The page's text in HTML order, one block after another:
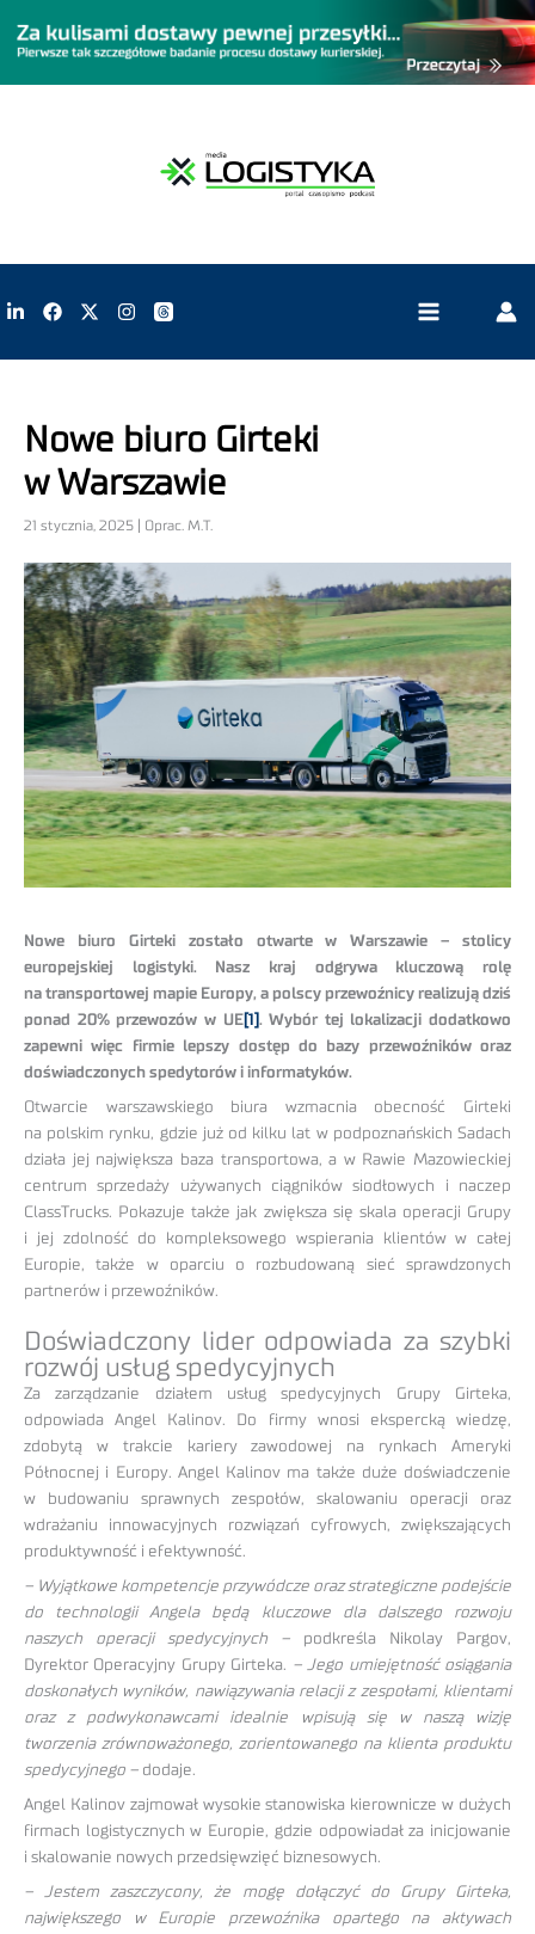
Nowe biuro Girteki
w Warszawie
21 stycznia, 2025 | Oprac. M.T.
Nowe biuro Girteki zostało otwarte w Warszawie – stolicy
europejskiej logistyki. Nasz kraj odgrywa kluczową rolę
na transportowej mapie Europy, a polscy przewoźnicy realizują dziś
ponad 20% przewozów w UE[1] . Wybór tej lokalizacji dodatkowo
zapewni więc firmie lepszy dostęp do bazy przewoźników oraz
doświadczonych spedytorów i informatyków.
Otwarcie warszawskiego biura wzmacnia obecność Girteki
na polskim rynku, gdzie już od kilku lat w podpoznańskich Sadach
działa jej największa baza transportowa, a w Rawie Mazowieckiej
centrum sprzedaży używanych ciągników siodłowych i naczep
ClassTrucks. Pokazuje także jak zwiększa się skala operacji Grupy
i jej zdolność do kompleksowego wspierania klientów w całej
Europie, także w oparciu o rozbudowaną sieć sprawdzonych
partnerów i przewoźników.
Doświadczony lider odpowiada za szybki
rozwój usług spedycyjnych
Za zarządzanie działem usług spedycyjnych Grupy Girteka,
odpowiada Angel Kalinov. Do firmy wnosi ekspercką wiedzę,
zdobytą w trakcie kariery zawodowej na rynkach Ameryki
Północnej i Europy. Angel Kalinov ma także duże doświadczenie
w budowaniu sprawnych zespołów, skalowaniu operacji oraz
wdrażaniu innowacyjnych rozwiązań cyfrowych, zwiększających
produktywność i efektywność.
– Wyjątkowe kompetencje przywódcze oraz strategiczne podejście
do technologii Angela będą kluczowe dla dalszego rozwoju
naszych operacji spedycyjnych – podkreśla Nikolay Pargov,
Dyrektor Operacyjny Grupy Girteka. – Jego umiejętność osiągania
doskonałych wyników, nawiązywania relacji z zespołami, klientami
oraz z podwykonawcami idealnie wpisują się w naszą wizję
tworzenia zrównoważonego, zorientowanego na klienta produktu
spedycyjnego – dodaje.
Angel Kalinov zajmował wysokie stanowiska kierownicze w dużych
firmach logistycznych w Europie, gdzie odpowiadał za inicjowanie
i skalowanie nowych przedsięwzięć biznesowych.
– Jestem zaszczycony, że mogę dołączyć do Grupy Girteka,
największego w Europie przewoźnika opartego na aktywach